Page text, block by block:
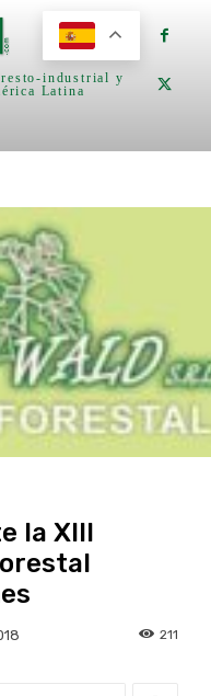
industrial y
Latina
la XIII
211